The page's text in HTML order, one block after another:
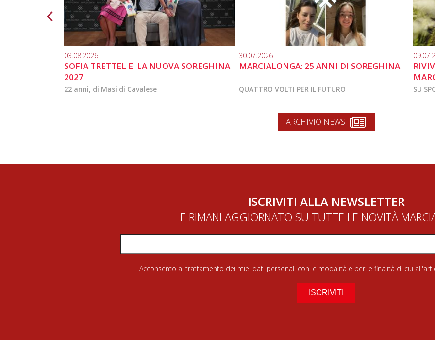
03.08.2026
SOFIA TRETTEL E' LA NUOVA SOREGHINA
2027
22 anni, di Masi di Cavalese
30.07.2026
MARCIALONGA: 25 ANNI DI SOREGHINA
QUATTRO VOLTI PER IL FUTURO SU
ARCHIVIO NEWS
ISCRIVITI ALLA NEWSLETTER
E RIMANI AGGIORNATO SU TUTTE LE NOVITÀ
Acconsento al trattamento dei miei dati personali con le modalità e per le finalità di cui